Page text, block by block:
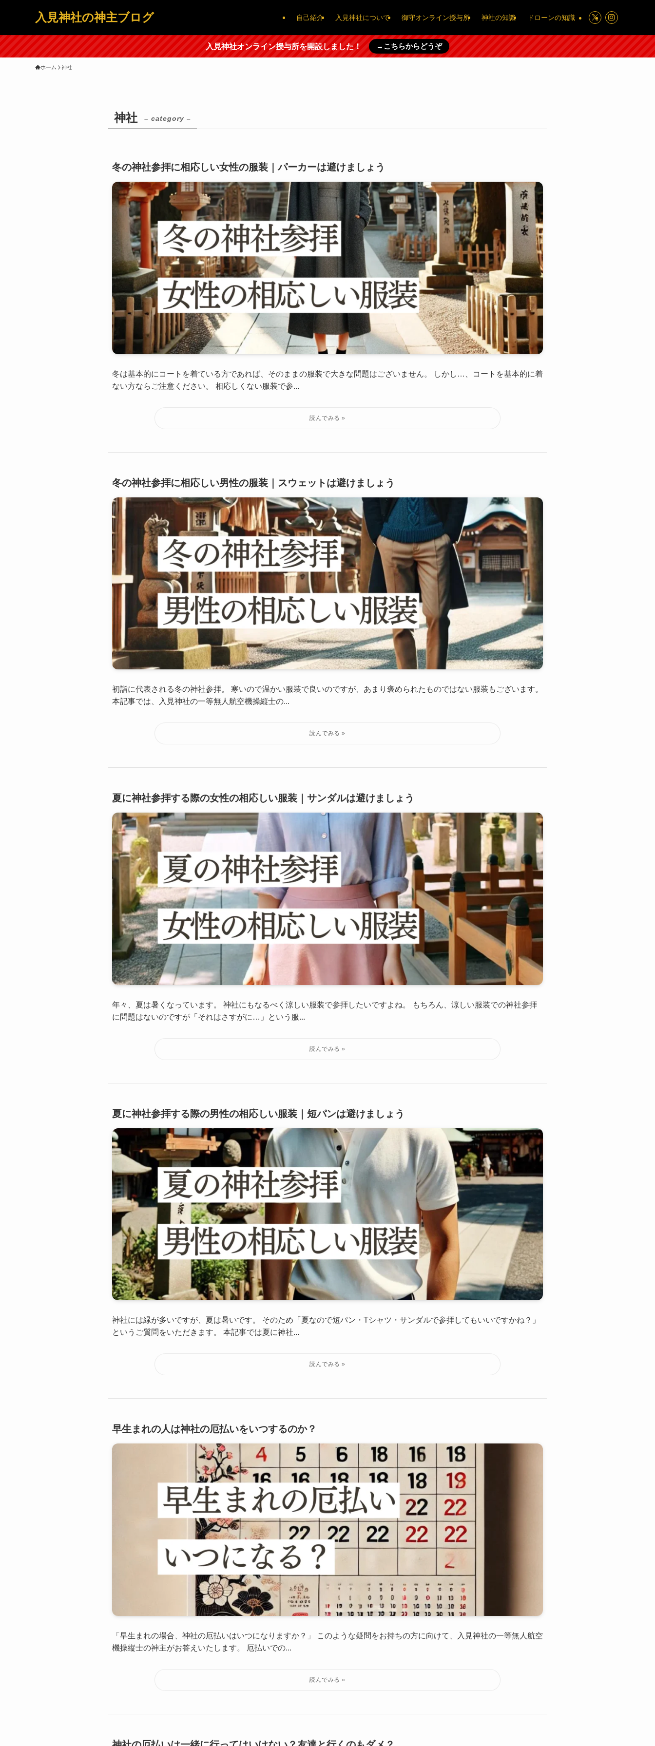
入見神社の神主ブログ 自己紹介 入見神社について 御守オンライン授与所 神社の知識 ドローンの知識
入見神社オンライン授与所を開設しました！ →こちらからどうぞ
ホーム 神社
神社 – category –
冬の神社参拝に相応しい女性の服装｜パーカーは避けましょう
冬は基本的にコートを着ている方であれば、そのままの服装で大きな問題はございません。 しかし…、コートを基本的に着
ない方ならご注意ください。 相応しくない服装で参...
冬の神社参拝に相応しい男性の服装｜スウェットは避けましょう
初詣に代表される冬の神社参拝。 寒いので温かい服装で良いのですが、あまり褒められたものではない服装もございます。
本記事では、入見神社の一等無人航空機操縦士の...
夏に神社参拝する際の女性の相応しい服装｜サンダルは避けましょう
年々、夏は暑くなっています。 神社にもなるべく涼しい服装で参拝したいですよね。 もちろん、涼しい服装での神社参拝
に問題はないのですが「それはさすがに…」という服...
夏に神社参拝する際の男性の相応しい服装｜短パンは避けましょう
神社には緑が多いですが、夏は暑いです。 そのため「夏なので短パン・Tシャツ・サンダルで参拝してもいいですかね？」
というご質問をいただきます。 本記事では夏に神社...
早生まれの人は神社の厄払いをいつするのか？
「早生まれの場合、神社の厄払いはいつになりますか？」 このような疑問をお持ちの方に向けて、入見神社の一等無人航空
機操縦士の神主がお答えいたします。 厄払いでの...